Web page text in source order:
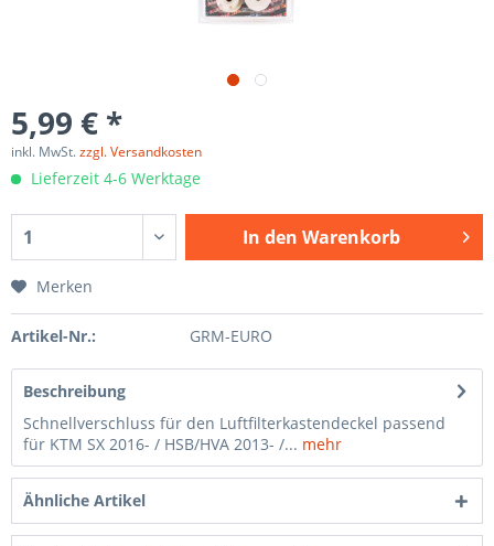
5,99 € *
inkl. MwSt.zzgl. Versandkosten
Lieferzeit 4-6 Werktage
In den Warenkorb
Merken
Artikel-Nr.: GRM-EURO
Beschreibung
Schnellverschluss für den Luftfilterkastendeckel passend
für KTM SX 2016- / HSB/HVA 2013- /... mehr
Ähnliche Artikel